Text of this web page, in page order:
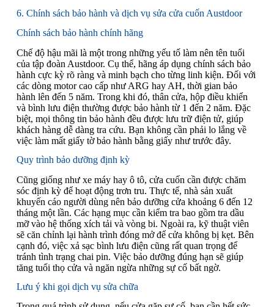
6. Chính sách bảo hành và dịch vụ sửa cửa cuốn Austdoor
Chính sách bảo hành chính hãng
Chế độ hậu mãi là một trong những yếu tố làm nên tên tuổi
của tập đoàn Austdoor. Cụ thể, hãng áp dụng chính sách bảo
hành cực kỳ rõ ràng và minh bạch cho từng linh kiện. Đối với
các dòng motor cao cấp như ARG hay AH, thời gian bảo
hành lên đến 5 năm. Trong khi đó, thân cửa, hộp điều khiển
và bình lưu điện thường được bảo hành từ 1 đến 2 năm. Đặc
biệt, mọi thông tin bảo hành đều được lưu trữ điện tử, giúp
khách hàng dễ dàng tra cứu. Bạn không cần phải lo lắng về
việc làm mất giấy tờ bảo hành bằng giấy như trước đây.
Quy trình bảo dưỡng định kỳ
Cũng giống như xe máy hay ô tô, cửa cuốn cần được chăm
sóc định kỳ để hoạt động trơn tru. Thực tế, nhà sản xuất
khuyến cáo người dùng nên bảo dưỡng cửa khoảng 6 đến 12
tháng một lần. Các hạng mục cần kiểm tra bao gồm tra dầu
mỡ vào hệ thống xích tải và vòng bi. Ngoài ra, kỹ thuật viên
sẽ căn chỉnh lại hành trình đóng mở để cửa không bị kẹt. Bên
cạnh đó, việc xả sạc bình lưu điện cũng rất quan trọng để
tránh tình trạng chai pin. Việc bảo dưỡng đúng hạn sẽ giúp
tăng tuổi thọ cửa và ngăn ngừa những sự cố bất ngờ.
Lưu ý khi gọi dịch vụ sửa chữa